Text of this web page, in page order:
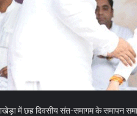
में छह दिवसीय संत-समागम के समापन